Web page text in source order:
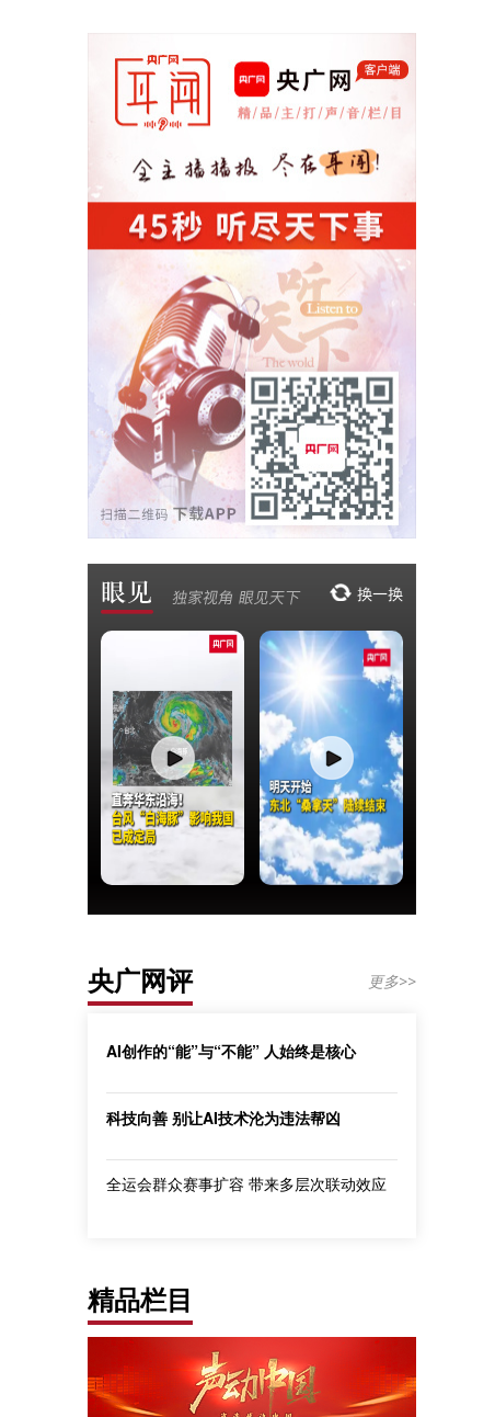
央广网评 更多>>
AI创作的“能”与“不能” 人始终是核心
科技向善 别让AI技术沦为违法帮凶
全运会群众赛事扩容 带来多层次联动效应
精品栏目